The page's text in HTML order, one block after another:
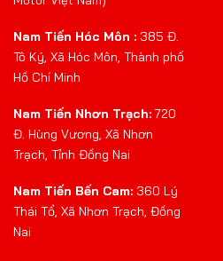
Nam Tiến Hóc Môn : 385 Đ.
Tô Ký, Xã Hóc Môn, Thành phố
Hồ Chí Minh
Nam Tiến Nhơn Trạch: 720
Đ. Hùng Vương, Xã Nhơn
Trạch, Tỉnh Đồng Nai
Nam Tiến Bến Cam: 360 Lý
Thái Tổ, Xã Nhơn Trạch, Đồng
Nai